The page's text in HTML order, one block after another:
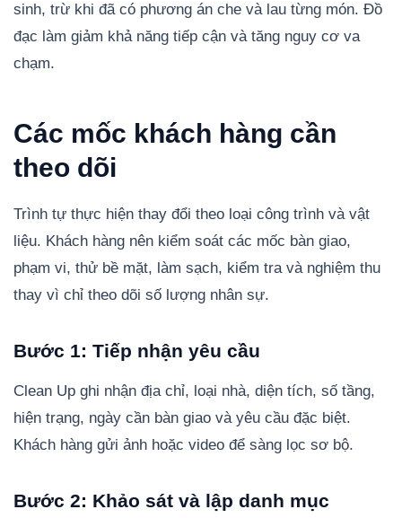
sinh, trừ khi đã có phương án che và lau từng món. Đồ
đạc làm giảm khả năng tiếp cận và tăng nguy cơ va
chạm.
Các mốc khách hàng cần
theo dõi
Trình tự thực hiện thay đổi theo loại công trình và vật
liệu. Khách hàng nên kiểm soát các mốc bàn giao,
phạm vi, thử bề mặt, làm sạch, kiểm tra và nghiệm thu
thay vì chỉ theo dõi số lượng nhân sự.
Bước 1: Tiếp nhận yêu cầu
Clean Up ghi nhận địa chỉ, loại nhà, diện tích, số tầng,
hiện trạng, ngày cần bàn giao và yêu cầu đặc biệt.
Khách hàng gửi ảnh hoặc video để sàng lọc sơ bộ.
Bước 2: Khảo sát và lập danh mục